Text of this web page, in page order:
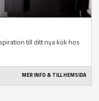
till ditt nya kök hos
MER INFO & TILL HEMSIDA